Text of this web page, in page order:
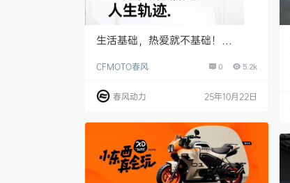
生活基础，热爱就不基础！
鉴
CFMOTO春风 0 5.2k
春风动力 25年10月22日